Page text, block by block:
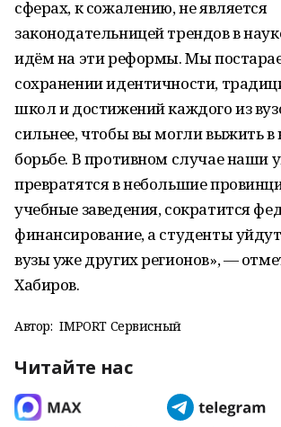
сферах, к сожалению, не является
законодательницей трендов в
идём на эти реформы. Мы
сохранении идентичности,
школ и достижений каждого из
сильнее, чтобы вы могли выжить в
борьбе. В противном случае наши
превратятся в небольшие
учебные заведения, сократится
финансирование, а студенты
вузы уже других регионов», —
Хабиров.
Автор: IMPORT Сервисный
Читайте нас